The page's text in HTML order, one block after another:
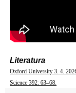
Literatura
Oxford University 3. 4.
Science 392: 63–68.